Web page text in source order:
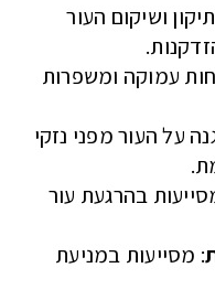
ושיקום העור
עמוקה ומשפרות
על העור מפני נזקי
בהרגעת עור
: מסייעות במניעת